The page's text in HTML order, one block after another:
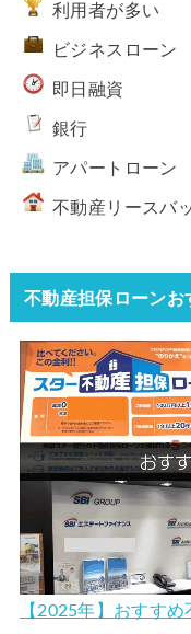
利用者が多い
ビジネスローン
即日融資
銀行
アパートローン
不動産リースバ
不動産担保ローンお
【2025年】おすす